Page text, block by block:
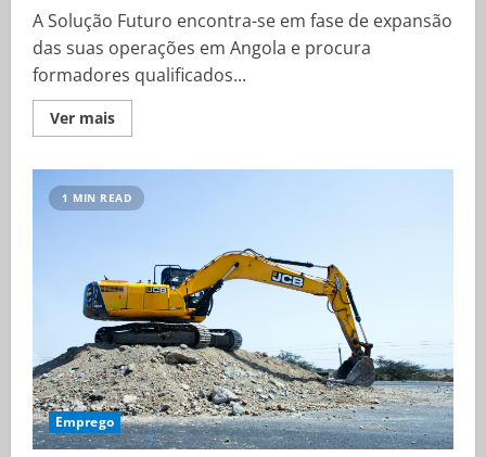
A Solução Futuro encontra-se em fase de expansão
das suas operações em Angola e procura
formadores qualificados...
Ver mais
1 MIN READ
Emprego